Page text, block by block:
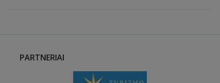
PARTNERIAI